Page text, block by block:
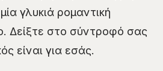
γλυκιά ρομαντική
Δείξτε στο σύντροφό σας
είναι για εσάς.